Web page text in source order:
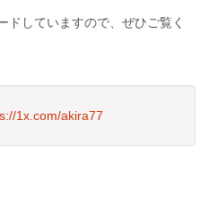
ドしていますので、ぜひご覧く
1x.com/akira77